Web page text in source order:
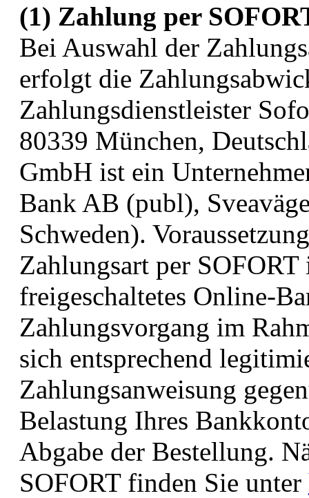
(1) Zahlung per
Bei Auswahl der
erfolgt die
Zahlungsdienstleister
80339 München,
GmbH ist ein
Bank AB (publ),
Schweden).
Zahlungsart per
freigeschaltetes Online-
Zahlungsvorgang im
sich entsprechend
Zahlungsanweisung
Belastung Ihres
Abgabe der Bestellung.
SOFORT finden Sie unter